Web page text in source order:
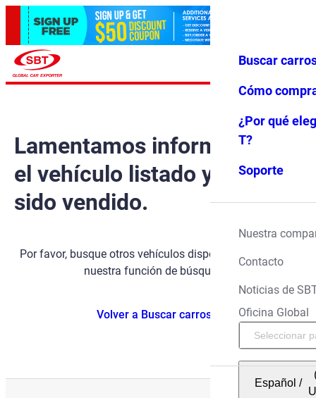
Favoritos Menú
Buscar
Cómo
¿Por qué
T?
Soporte
Nuestra
Contacto
Noticias de
Oficina Global
Español /
Lamentamos informarle que
el vehículo listado ya ha
sido vendido.
Por favor, busque otros vehículos disponibles utilizando
nuestra función de búsqueda.
Volver a Buscar carros